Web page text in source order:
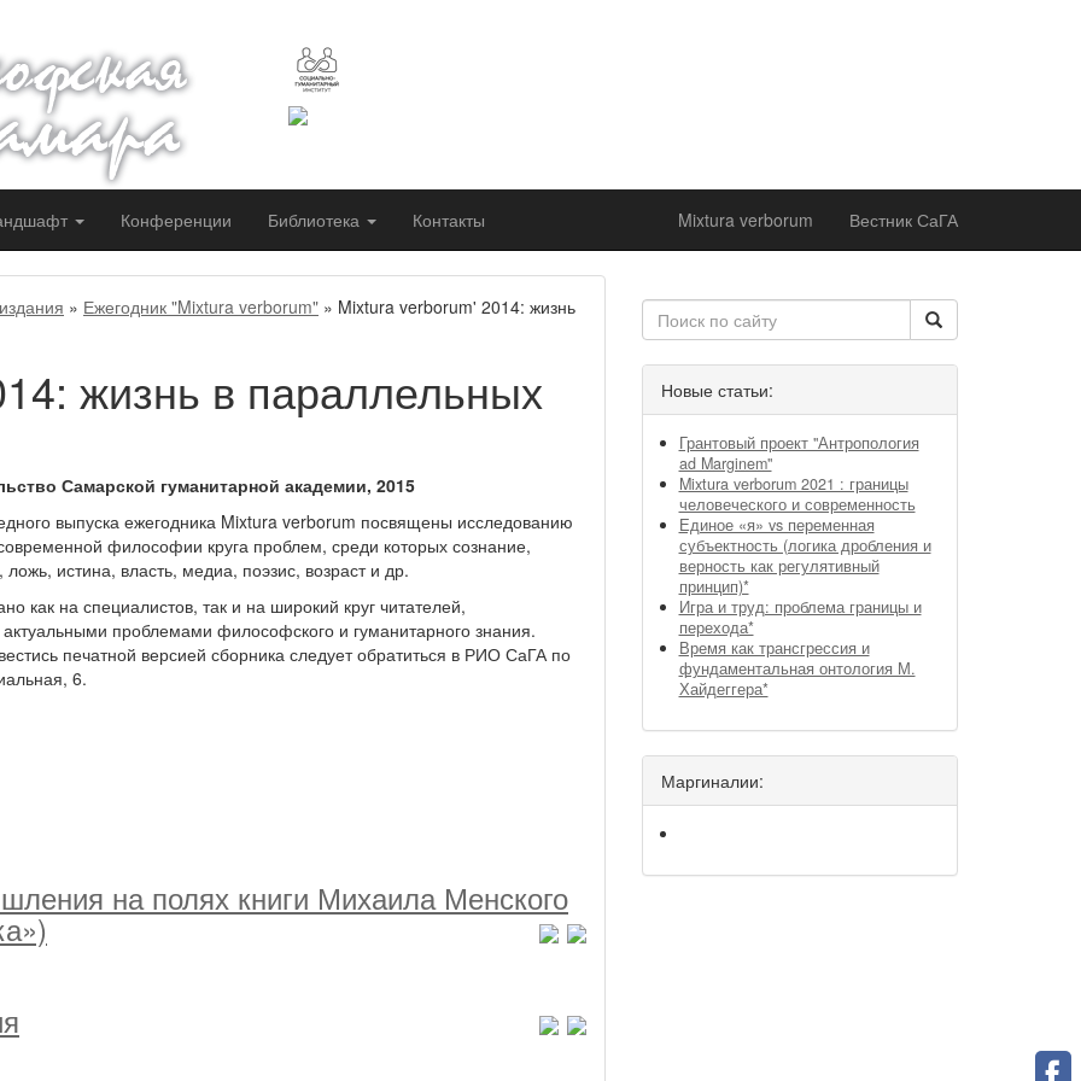
Конференции Библиотека Контакты Mixtura verborum Вестник СаГА
» Ежегодник "Mixtura verborum" » Mixtura verborum' 2014: жизнь
жизнь в параллельных
Самарской гуманитарной академии, 2015
выпуска ежегодника Mixtura verborum посвящены исследованию
философии круга проблем, среди которых сознание,
ложь, истина, власть, медиа, поэзис, возраст и др.
как на специалистов, так и на широкий круг читателей,
проблемами философского и гуманитарного знания.
печатной версией сборника следует обратиться в РИО СаГА по
6.
на полях книги Михаила Менского
Новые статьи:
Грантовый проект "Антропология
ad Marginem"
Mixtura verborum 2021 : границы
человеческого и современность
Единое «я» vs переменная
субъектность (логика дробления и
верность как регулятивный
принцип)*
Игра и труд: проблема границы и
перехода*
Время как трансгрессия и
фундаментальная онтология М.
Хайдеггера*
Маргиналии: